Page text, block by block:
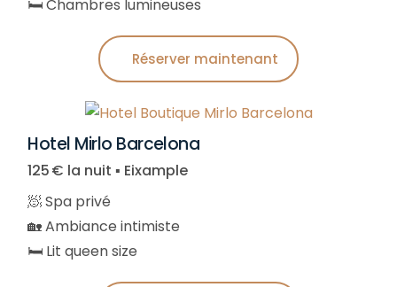
🛏️ Chambres lumineuses
Réserver maintenant
Hotel Mirlo Barcelona
125 € la nuit ▪︎ Eixample
🧖 Spa privé
🏡 Ambiance intimiste
🛏️ Lit queen size